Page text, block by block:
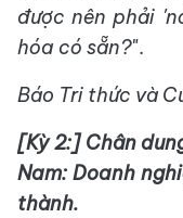
được nên phải
hóa có sẵn?".
Báo Tri thức và
[Kỳ 2:] Chân
Nam: Doanh
thành.